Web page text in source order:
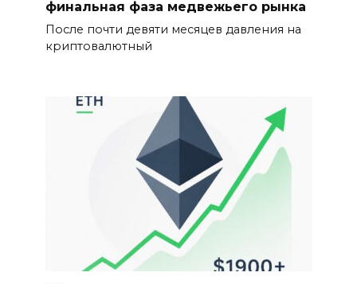
финальная фаза медвежьего рынка
После почти девяти месяцев давления на
криптовалютный